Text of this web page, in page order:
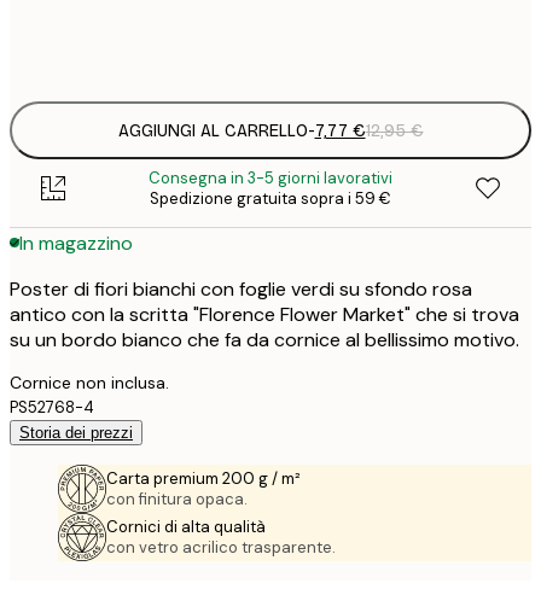
AGGIUNGI AL CARRELLO-7,77 €12,95 €
Consegna in 3-5 giorni lavorativi
Spedizione gratuita sopra i 59 €
In magazzino
Poster di fiori bianchi con foglie verdi su sfondo rosa
antico con la scritta "Florence Flower Market" che si trova
su un bordo bianco che fa da cornice al bellissimo motivo.
Cornice non inclusa.
PS52768-4
Storia dei prezzi
Carta premium 200 g / m²
con finitura opaca.
Cornici di alta qualità
con vetro acrilico trasparente.